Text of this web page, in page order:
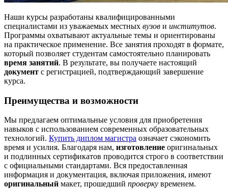
Наши курсы разработаны квалифицированными
специалистами из уважаемых местных вузов и институтов.
Программы охватывают актуальные темы и ориентированы
на практическое применение. Все занятия проходят в формате,
который позволяет студентам самостоятельно планировать
время занятий. В результате, вы получаете настоящий
документ с регистрацией, подтверждающий завершение
курса.
Преимущества и возможности
Мы предлагаем оптимальные условия для приобретения
навыков с использованием современных образовательных
технологий. Купить диплом магистра означает сэкономить
время и усилия. Благодаря нам, изготовление оригинальных
и подлинных сертификатов проводится строго в соответствии
с официальными стандартами. Вся предоставленная
информация и документация, включая приложения, имеют
оригинальный макет, прошедший проверку временем.